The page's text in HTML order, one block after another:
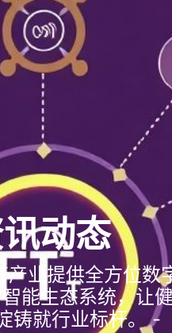
动态
业提供全方位
能生态系统，让
铸就行业标杆。 -